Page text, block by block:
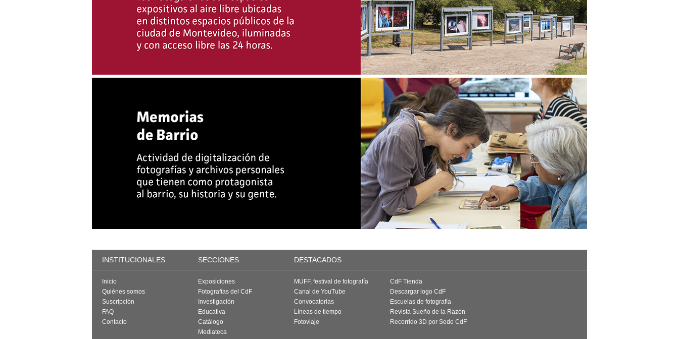
INSTITUCIONALES SECCIONES DESTACADOS
Inicio
Quiénes somos
Suscripción
FAQ
Contacto
Exposiciones
Fotografías del CdF
Investigación
Educativa
Catálogo
Mediateca
MUFF, festival de fotografía
Canal de YouTube
Convocatorias
Líneas de tiempo
Fotoviaje
CdF Tienda
Descargar logo CdF
Escuelas de fotografía
Revista Sueño de la Razón
Recorrido 3D por Sede CdF